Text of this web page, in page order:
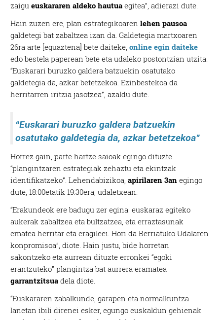
zaigueuskararen aldeko hautua egitea”, adierazi dute.
Hain zuzen ere, plan estrategikoarenlehen pausoa
galdetegi bat zabaltzea izan da. Galdetegia martxoaren
26ra arte [eguaztena] bete daiteke,online egin daiteke
edo bestela paperean bete eta udaleko postontzian utzita.
“Euskarari buruzko galdera batzuekin osatutako
galdetegia da, azkar betetzekoa. Ezinbestekoa da
herritarren iritzia jasotzea”, azaldu dute.
“Euskarari buruzko galdera batzuekin
osatutako galdetegia da, azkar betetzekoa”
Horrez gain, parte hartze saioak egingo dituzte
“plangintzaren estrategiak zehaztu eta ekintzak
identifikatzeko”. Lehendabizikoa,apirilaren 3an egingo
dute, 18:00etatik 19:30era, udaletxean.
“Erakundeok ere badugu zer egina: euskaraz egiteko
aukerak zabaltzea eta bultzatzea, eta erraztasunak
ematea herritar eta eragileei. Hori da Berriatuko Udalaren
konpromisoa”, diote. Hain justu, bide horretan
sakontzeko eta aurrean dituzte erronkei “egoki
erantzuteko” plangintza bat aurrera eramatea
garrantzitsua dela diote.
“Euskararen zabalkunde, garapen eta normalkuntza
lanetan ibili direnei esker, egungo euskaldun gehienak